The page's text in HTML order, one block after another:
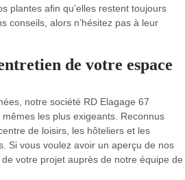
plantes afin qu’elles restent toujours
conseils, alors n’hésitez pas à leur
de votre espace
notre société RD Elagage 67
les plus exigeants. Reconnus
de loisirs, les hôteliers et les
Si vous voulez avoir un aperçu de nos
votre projet auprès de notre équipe de